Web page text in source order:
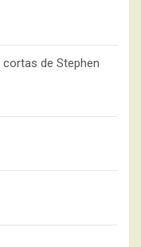
de Stephen